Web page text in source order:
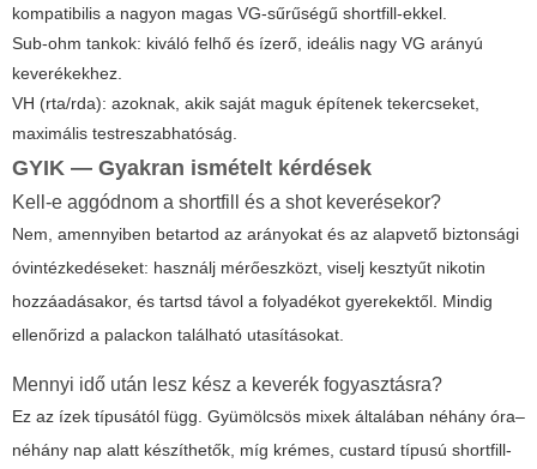
kompatibilis a nagyon magas VG-sűrűségű shortfill-ekkel.
Sub-ohm tankok: kiváló felhő és ízerő, ideális nagy VG arányú
keverékekhez.
VH (rta/rda): azoknak, akik saját maguk építenek tekercseket,
maximális testreszabhatóság.
GYIK — Gyakran ismételt kérdések
Kell-e aggódnom a shortfill és a shot keverésekor?
Nem, amennyiben betartod az arányokat és az alapvető biztonsági
óvintézkedéseket: használj mérőeszközt, viselj kesztyűt nikotin
hozzáadásakor, és tartsd távol a folyadékot gyerekektől. Mindig
ellenőrizd a palackon található utasításokat.
Mennyi idő után lesz kész a keverék fogyasztásra?
Ez az ízek típusától függ. Gyümölcsös mixek általában néhány óra–
néhány nap alatt készíthetők, míg krémes, custard típusú shortfill-